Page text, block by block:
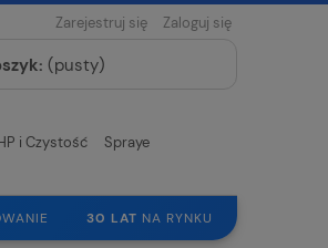
Zarejestruj się Zaloguj się
(pusty)
i Czystość Spraye
30 LAT NA RYNKU